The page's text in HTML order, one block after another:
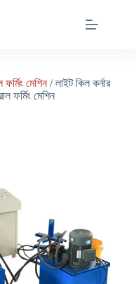
মেশিন/ লাইট কিল কর্নার
ফর্মিং মেশিন